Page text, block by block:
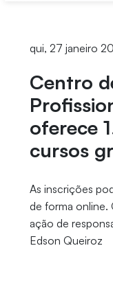
qui, 27 janeiro
Centro
oferece
cursos
As inscrições
de forma online.
ação de
Edson Queiroz